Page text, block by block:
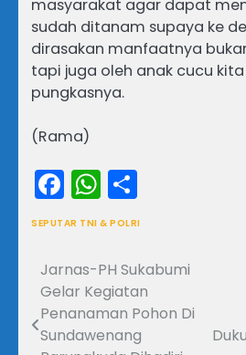
masyarakat agar dapat
sudah ditanam supaya ke
dirasakan manfaatnya
tapi juga oleh anak cucu
pungkasnya.
(Rama)
Facebook
WhatsApp
SEPUTAR TNI & POLRI
Navigasi
pos
Jarnas-PH Sukabumi
Gelar Kegiatan
Penanaman Pohon Di
Sundawenang